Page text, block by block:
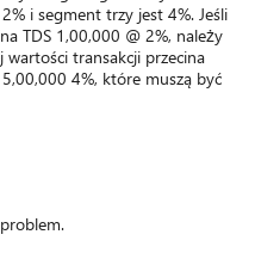
i segment trzy jest 4%. Jeśli
TDS 1,00,000 @ 2%, należy
wartości transakcji przecina
4%, które muszą być